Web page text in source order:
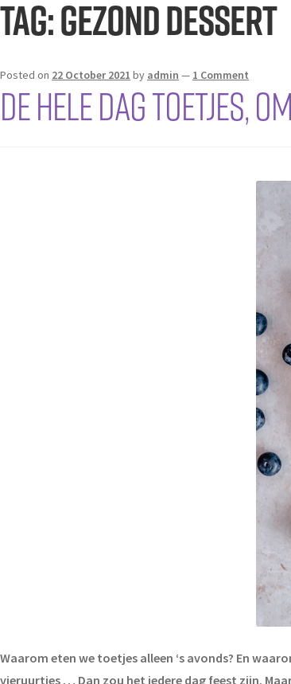
Tag:gezond dessert
Posted on 22 October 2021 by admin — 1 Comment
De hele dag toetjes,
Waarom eten we toetjes alleen ‘s avonds? En
vieruurtjes … Dan zou het iedere dag feest zijn.